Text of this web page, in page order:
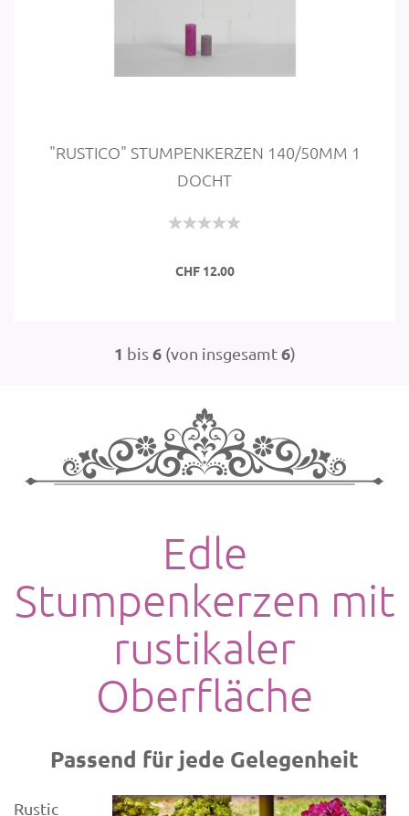
"RUSTI­CO" STUM­PEN­KER­ZEN 140/50MM 1
DOCHT
CHF 12.00
1 bis6(von insgesamt6)
Edle
Stumpenkerzen mit
rustikaler
Oberfläche
Passend für jede Gelegenheit
Rustic